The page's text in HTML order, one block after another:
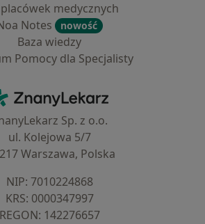
medycznych
Notes
nowość
Baza wiedzy
Pomocy dla Specjalisty
ZnanyLekarz - Strona główna
Sp. z o.o.
ul. Kolejowa 5/7
Warszawa, Polska
NIP: ⁠7010224868
KRS: ⁠0000347997
REGON: ⁠142276657